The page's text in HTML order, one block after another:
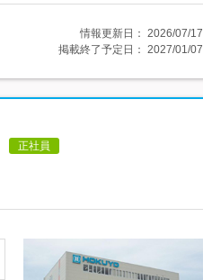
情報更新日： 2026/07/17
掲載終了予定日： 2027/01/07
正社員